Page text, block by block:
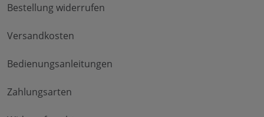
Bestellung widerrufen
Versandkosten
Bedienungsanleitungen
Zahlungsarten